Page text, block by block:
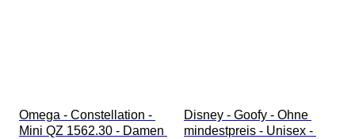
Omega - Constellation -
Mini QZ 1562.30 - Damen
Disney - Goofy - Ohne
mindestpreis - Unisex -